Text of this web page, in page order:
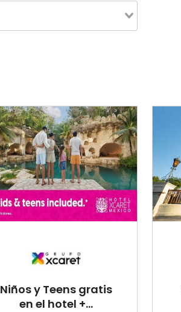
Niños y Teens gratis
en el hotel +...